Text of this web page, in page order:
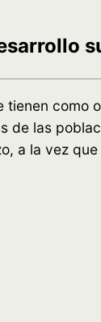
las
a la vez